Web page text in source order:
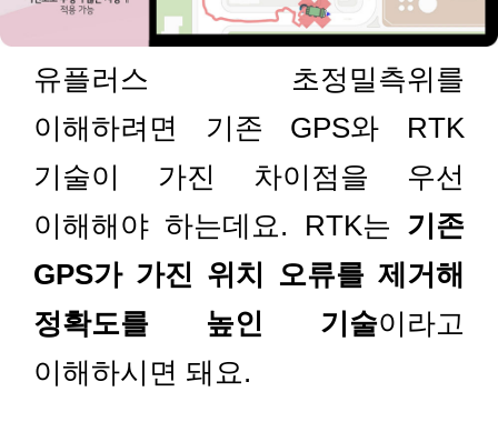
유플러스 초정밀측위를
이해하려면 기존 GPS와 RTK
기술이 가진 차이점을 우선
이해해야 하는데요. RTK는 기존
GPS가 가진 위치 오류를 제거해
정확도를 높인 기술이라고
이해하시면 돼요.